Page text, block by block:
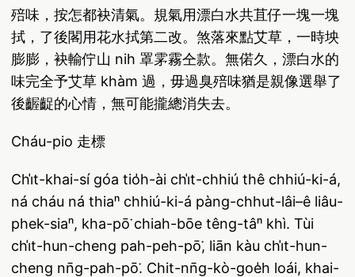
殕味，按怎都袂清氣。規氣用漂白水共苴仔一塊一塊
拭，了後閣用花水拭第二改。煞落來點艾草，一時坱
膨膨，袂輸佇山 nih 罩雺霧仝款。無偌久，漂白水的
味完全予艾草 khàm 過，毋過臭殕味猶是親像選舉了
後齷齪的心情，無可能攏總消失去。
Cháu-pio 走標
Chi̍t-khai-sí góa tio̍h-ài chi̍t-chhiú thê chhiú-ki-á,
ná cháu ná thiaⁿ chhiú-ki-á pàng-chhut-lâi–ê liâu-
phek-siaⁿ, kha-pō͘ chiah-bōe têng-tâⁿ khì. Tùi
chi̍t-hun-cheng pah-peh-pō͘, liān kàu chi̍t-hun-
cheng nn̄g-pah-pō͘. Chit-nn̄g-kò-goe̍h loái, khai-